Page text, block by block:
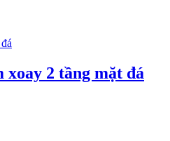
xoay 2 tầng mặt đá